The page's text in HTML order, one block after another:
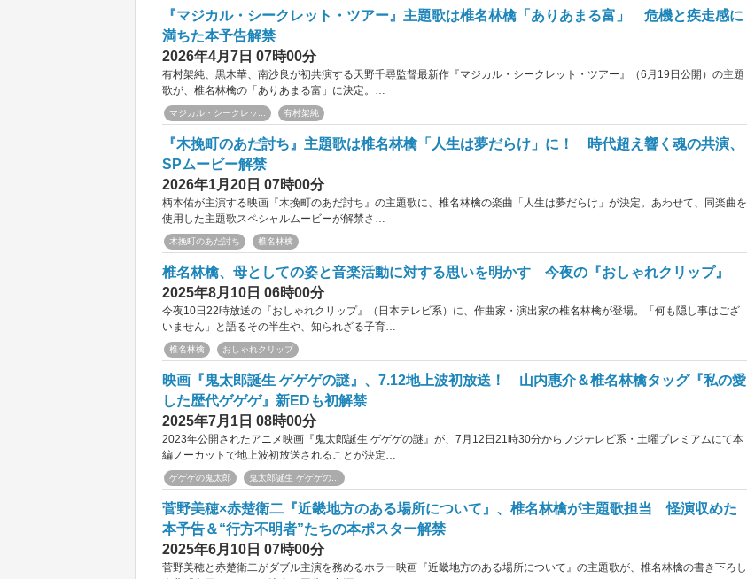
『マジカル・シークレット・ツアー』主題歌は椎名林檎「ありあまる富」 危機と疾走感に
満ちた本予告解禁
2026年4月7日 07時00分
有村架純、黒木華、南沙良が初共演する天野千尋監督最新作『マジカル・シークレット・ツアー』（6月19日公開）の主題
歌が、椎名林檎の「ありあまる富」に決定。…
マジカル・シークレッ... 有村架純
『木挽町のあだ討ち』主題歌は椎名林檎「人生は夢だらけ」に！ 時代超え響く魂の共演、
SPムービー解禁
2026年1月20日 07時00分
柄本佑が主演する映画『木挽町のあだ討ち』の主題歌に、椎名林檎の楽曲「人生は夢だらけ」が決定。あわせて、同楽曲を
使用した主題歌スペシャルムービーが解禁さ…
木挽町のあだ討ち 椎名林檎
椎名林檎、母としての姿と音楽活動に対する思いを明かす 今夜の『おしゃれクリップ』
2025年8月10日 06時00分
今夜10日22時放送の『おしゃれクリップ』（日本テレビ系）に、作曲家・演出家の椎名林檎が登場。「何も隠し事はござ
いません」と語るその半生や、知られざる子育…
椎名林檎 おしゃれクリップ
映画『鬼太郎誕生 ゲゲゲの謎』、7.12地上波初放送！ 山内惠介＆椎名林檎タッグ『私の愛
した歴代ゲゲゲ』新EDも初解禁
2025年7月1日 08時00分
2023年公開されたアニメ映画『鬼太郎誕生 ゲゲゲの謎』が、7月12日21時30分からフジテレビ系・土曜プレミアムにて本
編ノーカットで地上波初放送されることが決定…
ゲゲゲの鬼太郎 鬼太郎誕生 ゲゲゲの...
菅野美穂×赤楚衛二『近畿地方のある場所について』、椎名林檎が主題歌担当 怪演収めた
本予告＆“行方不明者”たちの本ポスター解禁
2025年6月10日 07時00分
菅野美穂と赤楚衛二がダブル主演を務めるホラー映画『近畿地方のある場所について』の主題歌が、椎名林檎の書き下ろし